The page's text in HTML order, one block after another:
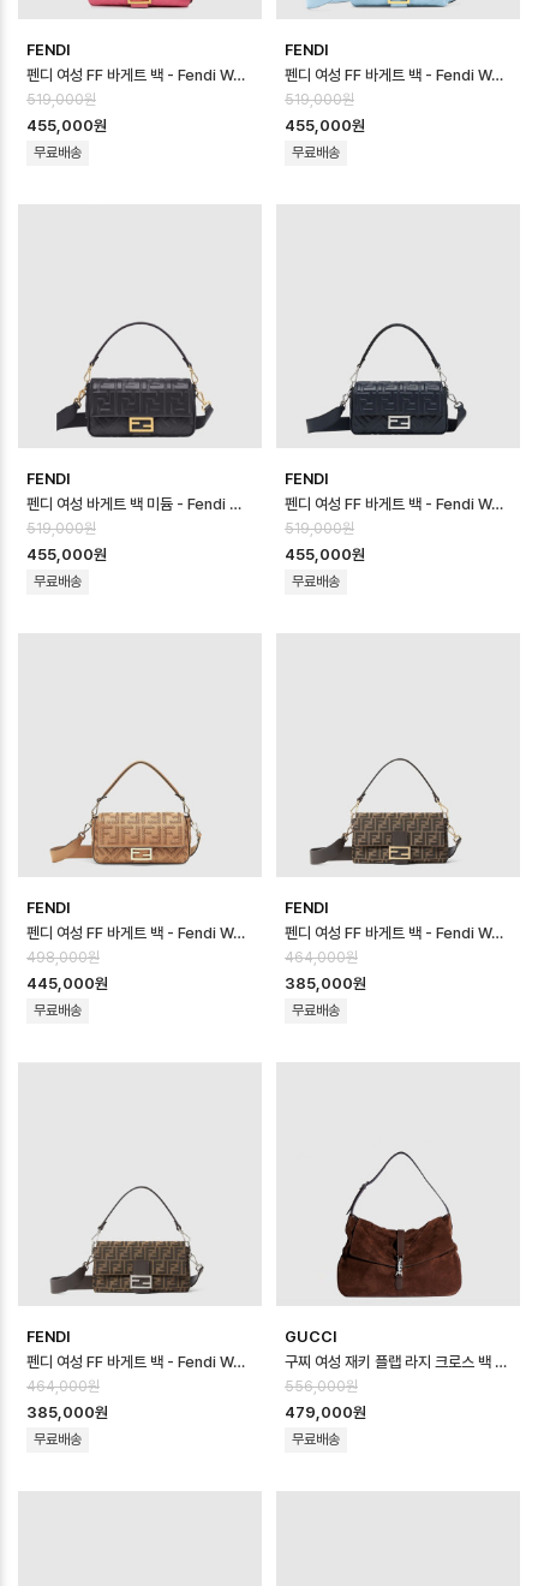
FENDI
펜디 여성 FF 바게트 백 - Fendi Womens FF Baguette Bag - fe…
519,000원
455,000원
무료배송
FENDI
펜디 여성 FF 바게트 백 - Fendi Womens FF Baguette Bag - fe…
519,000원
455,000원
무료배송
FENDI
펜디 여성 바게트 백 미듐 - Fendi Womens Baguette Bag Medium …
519,000원
455,000원
무료배송
FENDI
펜디 여성 FF 바게트 백 - Fendi Womens FF Baguette Bag - fe…
519,000원
455,000원
무료배송
FENDI
펜디 여성 FF 바게트 백 - Fendi Womens FF Baguette Bag - fe…
498,000원
445,000원
무료배송
FENDI
펜디 여성 FF 바게트 백 - Fendi Womens FF Baguette Bag - fe…
464,000원
385,000원
무료배송
FENDI
펜디 여성 FF 바게트 백 - Fendi Womens FF Baguette Bag - fe…
464,000원
385,000원
무료배송
GUCCI
구찌 여성 재키 플랩 라지 크로스 백 - Gucci Womens Jackie Flap La…
556,000원
479,000원
무료배송